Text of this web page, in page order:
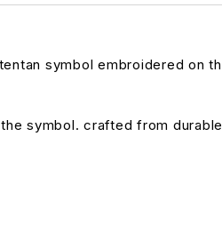
symbol embroidered
symbol. crafted from